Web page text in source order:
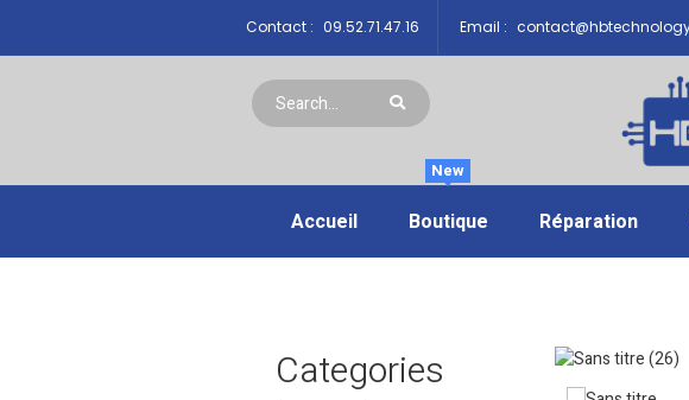
Contact : 09.52.71.47.16 Email :
Accueil Boutique
New
Réparation
Categories